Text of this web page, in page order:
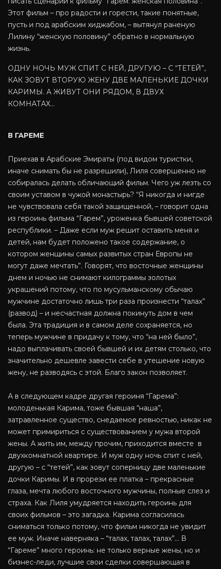
Этот фильм – про радости и горести, такие понятные,
пусть и под арабским хиджабом, – вытянул раненую
Лилину “женскую половину” обратно в нормальную
жизнь.
ОДНУ НОЧЬ МУЖ СПИТ С НЕЙ, ДРУГУЮ – С “ТЕТЕЙ”,
КАК ЗОВУТ ВТОРУЮ ЖЕНУ ДВЕ МАЛЕНЬКИЕ ДОЧКИ
КАРИМЫ. А ЖИВУТ ОНИ РЯДОМ, В ДВУХ
КОМНАТАХ…
В ГАРЕМЕ
Приехав в Арабские Эмираты (под видом туристки,
иначе снимать бы не разрешили), Лиля совершенно не
собиралась делать обличающий фильм. Чего уж лезть со
своим уставом в чужой монастырь? “Я никогда и нигде
не чувствовала себя такой защищенной, – говорит одна
из героинь фильма “Гарем”, уроженка бывшей советской
республики. – Даже если муж решит оставить меня и
детей, нам будет положено такое содержание, о
котором женщины самых развитых стран Европы не
могут даже мечтать”. Говорят, что восточные женщины
днем и ночью не снимают килограммы золотых
украшений потому, что по мусульманскому обычаю
мужчине достаточно лишь три раза произнести “талах”
(развод) – и несчастная должна покинуть дом в чем
была. Эта традиция и в самом деле сохраняется, но
теперь мужчине в придачу к тому, что “на ней было”,
надо выплачивать своей бывшей и их детям столько, что
значительно дешевле завести себе в утешение новую
жену, не разводясь с этой. Благо закон позволяет.
А в следующем кадре другая героиня “Гарема”:
молоденькая Карима, тоже бывшая “наша”,
затравленное существо, снедаемое ревностью, никак не
может примириться с существованием у мужа второй
жены. А жить им, между прочим, приходится вместе в
двухкомнатной квартире. И муж одну ночь спит с ней,
другую – с “тетей”, как зовут соперницу две маленькие
дочки Каримы. И в прорези ее платка – прекрасные
глаза, мечта любого восточного мужчины, полные слез и
страха. Как Лиля умудряется находить героинь для
своих фильмов – это загадка. Карима согласилась
сниматься только потому, что фильм никогда не увидит
ее муж. Иначе наверняка – “талах, талах, талах”… В
“Гареме” много героинь: не только верные жены, но и
бизнес-леди, лучшие свои сделки совершающая в